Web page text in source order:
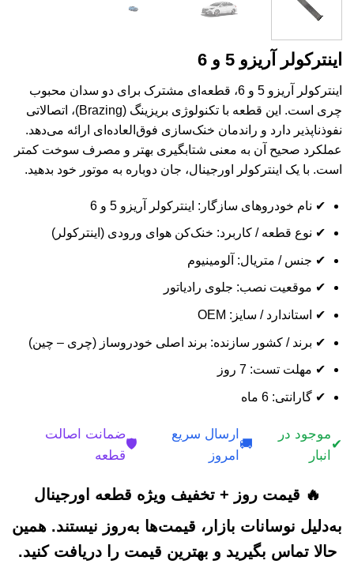
اینترکولر آریزو 5 و 6
اینترکولر آریزو 5 و 6، قطعه‌ای مشترک برای دو سدان محبوب
چری است. این قطعه با تکنولوژی بریزینگ (Brazing)، اتصالاتی
نفوذناپذیر دارد و راندمان خنک‌سازی فوق‌العاده‌ای ارائه می‌دهد.
عملکرد صحیح آن به معنی شتابگیری بهتر و مصرف سوخت کمتر
است. با یک اینترکولر اورجینال، جان دوباره به موتور خود بدهید.
✔ نام خودروهای سازگار: اینترکولر آریزو 5 و 6
✔ نوع قطعه / کاربرد: خنک‌کن هوای ورودی (اینترکولر)
✔ جنس / متریال: آلومینیوم
✔ موقعیت نصب: جلوی رادیاتور
✔ استاندارد / سایز: OEM
✔ برند / کشور سازنده: برند اصلی خودروساز (چری – چین)
✔ مهلت تست: 7 روز
✔ گارانتی: 6 ماه
✔
موجود در
انبار
🚚
ارسال سریع
امروز
🛡️
ضمانت اصالت
قطعه
🔥 قیمت روز + تخفیف ویژه قطعه اورجینال
به‌دلیل نوسانات بازار، قیمت‌ها به‌روز نیستند. همین
حالا تماس بگیرید و بهترین قیمت را دریافت کنید.